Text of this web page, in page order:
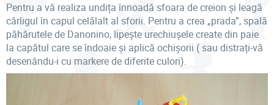
Pentru a vă realiza undița înnoadă sfoara de creion și leagă
cârligul în capul celălalt al sforii. Pentru a crea „prada”, spală
păhărutele de Danonino, lipește urechiușele create din paie
la capătul care se îndoaie și aplică ochișorii ( sau distrați-vă
desenându-i cu markere de diferite culori).